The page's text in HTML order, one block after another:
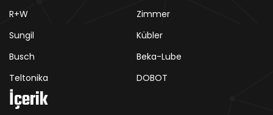
R+W
Zimmer
Sungil
Kübler
Busch
Beka-Lube
Teltonika
DOBOT
İçerik